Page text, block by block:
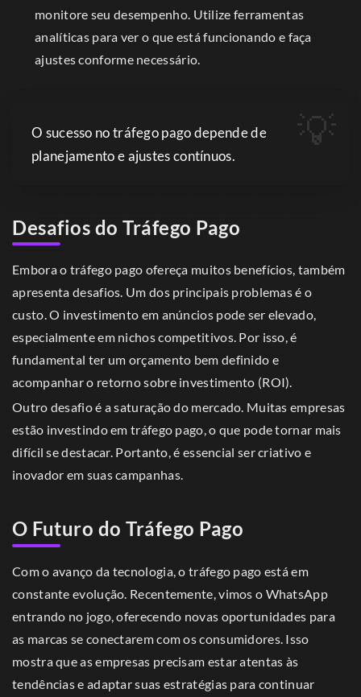
monitore seu desempenho. Utilize ferramentas
analíticas para ver o que está funcionando e faça
ajustes conforme necessário.
O sucesso no tráfego pago depende de
planejamento e ajustes contínuos.
Desafios do Tráfego Pago
Embora o tráfego pago ofereça muitos benefícios, também
apresenta desafios. Um dos principais problemas é o
custo. O investimento em anúncios pode ser elevado,
especialmente em nichos competitivos. Por isso, é
fundamental ter um orçamento bem definido e
acompanhar o retorno sobre investimento (ROI).
Outro desafio é a saturação do mercado. Muitas empresas
estão investindo em tráfego pago, o que pode tornar mais
difícil se destacar. Portanto, é essencial ser criativo e
inovador em suas campanhas.
O Futuro do Tráfego Pago
Com o avanço da tecnologia, o tráfego pago está em
constante evolução. Recentemente, vimos o WhatsApp
entrando no jogo, oferecendo novas oportunidades para
as marcas se conectarem com os consumidores. Isso
mostra que as empresas precisam estar atentas às
tendências e adaptar suas estratégias para continuar